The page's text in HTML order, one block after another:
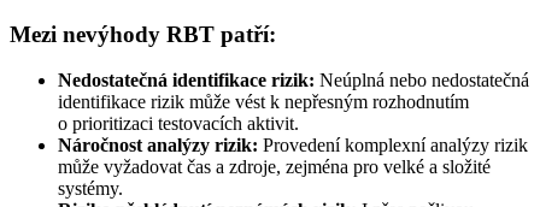
Mezi nevýhody RBT patří:
Nedostatečná identifikace rizik: Neúplná nebo nedostatečná
identifikace rizik může vést k nepřesným rozhodnutím
o prioritizaci testovacích aktivit.
Náročnost analýzy rizik: Provedení komplexní analýzy rizik
může vyžadovat čas a zdroje, zejména pro velké a složité
systémy.